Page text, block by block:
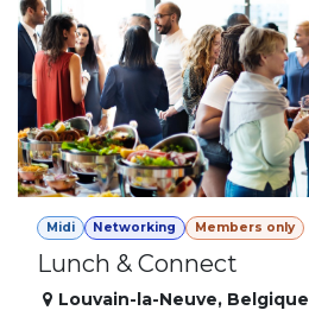
Midi Networking Members only
Lunch & Connect
Louvain-la-Neuve, Belgique